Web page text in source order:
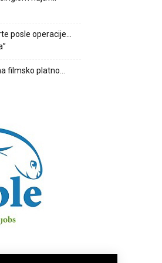
posle operacije…
filmsko platno…